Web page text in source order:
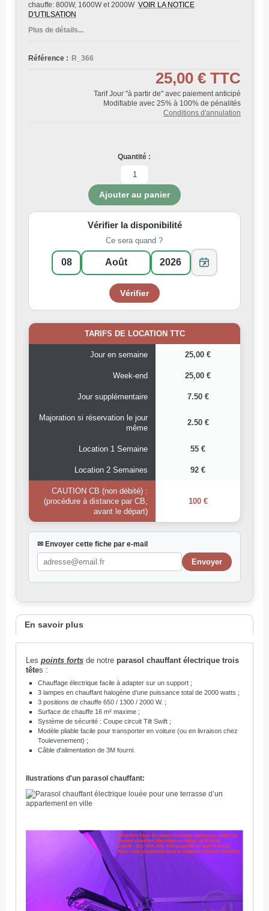
chauffe: 800W, 1600W et 2000W VOIR LA NOTICE
D'UTILSATION
Plus de détails...
Référence : R_366
25,00 € TTC
Tarif Jour "à partir de" avec paiement anticipé
Modifiable avec 25% à 100% de pénalités
Conditions d'annulation
Quantité :
Vérifier la disponibilité
Ce sera quand ?
TARIFS DE LOCATION TTC
Jour en semaine 25,00 €
Week-end 25,00 €
Jour supplémentaire 7.50 €
Majoration si réservation le jour
même
2.50 €
Location 1 Semaine 55 €
Location 2 Semaines 92 €
CAUTION CB (non débité) :
(procédure à distance par CB,
avant le départ)
100 €
✉ Envoyer cette fiche par e-mail
En savoir plus
Les points forts de notre parasol chauffant électrique trois
têtes :
Chauffage électrique facile à adapter sur un support ;
3 lampes en chauffant halogène d’une puissance total de 2000 watts ;
3 positions de chauffe 650 / 1300 / 2000 W. ;
Surface de chauffe 16 m² maxime ;
Système de sécurité : Coupe circuit Tilt Swift ;
Modèle pliable facile pour transporter en voiture (ou en livraison chez
Toulevenement) ;
Câble d'alimentation de 3M fourni.
Ilustrations d'un parasol chauffant: